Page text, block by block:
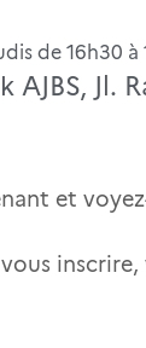
de 16h30 à
Jl.
et